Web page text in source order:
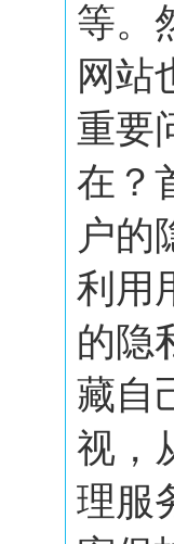
等。
网站
重要
在？
户的
利用
的隐
藏自
视，
理服